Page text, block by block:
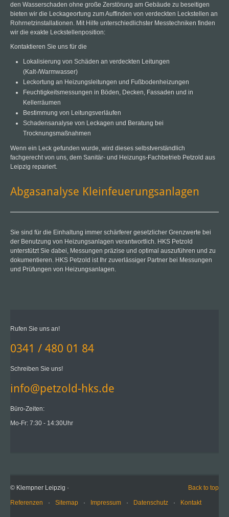
den Wasserschaden ohne große Zerstörung am Gebäude zu beseitigen
bieten wir die Leckageortung zum Auffinden von verdeckten Leckstellen an
Rohrnetzinstallationen. Mit Hilfe unterschiedlichster Messtechniken finden
wir die exakte Leckstellenposition:
Kontaktieren Sie uns für die
Lokalisierung von Schäden an verdeckten Leitungen
(Kalt-/Warmwasser)
Leckortung an Heizungsleitungen und Fußbodenheizungen
Feuchtigkeitsmessungen in Böden, Decken, Fassaden und in
Kellerräumen
Bestimmung von Leitungsverläufen
Schadensanalyse von Leckagen und Beratung bei
Trocknungsmaßnahmen
Wenn ein Leck gefunden wurde, wird dieses selbstverständlich
fachgerecht von uns, dem Sanitär- und Heizungs-Fachbetrieb Petzold aus
Leipzig repariert.
Abgasanalyse Kleinfeuerungsanlagen
Sie sind für die Einhaltung immer schärferer gesetzlicher Grenzwerte bei
der Benutzung von Heizungsanlagen verantwortlich. HKS Petzold
unterstützt Sie dabei, Messungen präzise und optimal auszuführen und zu
dokumentieren. HKS Petzold ist Ihr zuverlässiger Partner bei Messungen
und Prüfungen von Heizungsanlagen.
Rufen Sie uns an!
0341 / 480 01 84
Schreiben Sie uns!
info@petzold-hks.de
Büro-Zeiten:
Mo-Fr: 7:30 - 14:30Uhr
Back to top
© Klempner Leipzig ·
Referenzen · Sitemap · Impressum · Datenschutz · Kontakt